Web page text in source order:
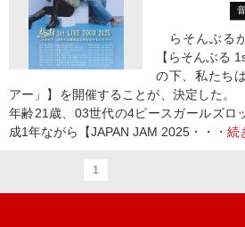
らそんぶる
【らそんぶる
の下、私たち
アー」】を開催することが、決定した
年齢21歳、03世代の4ピースガールズロ
成1年ながら【JAPAN JAM 2025・・・ 続
1